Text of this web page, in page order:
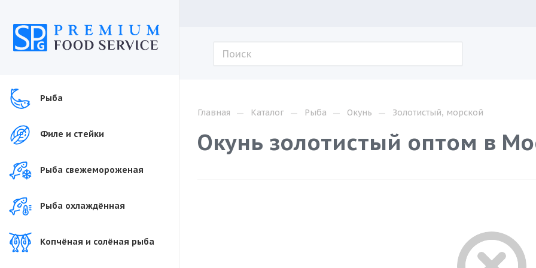
Рыба
Филе и стейки
Рыба свежемороженая
Рыба охлаждённая
Копчёная и солёная рыба
Главная — Каталог — Рыба — Окунь — Золотистый, морской
Окунь золотистый оптом в